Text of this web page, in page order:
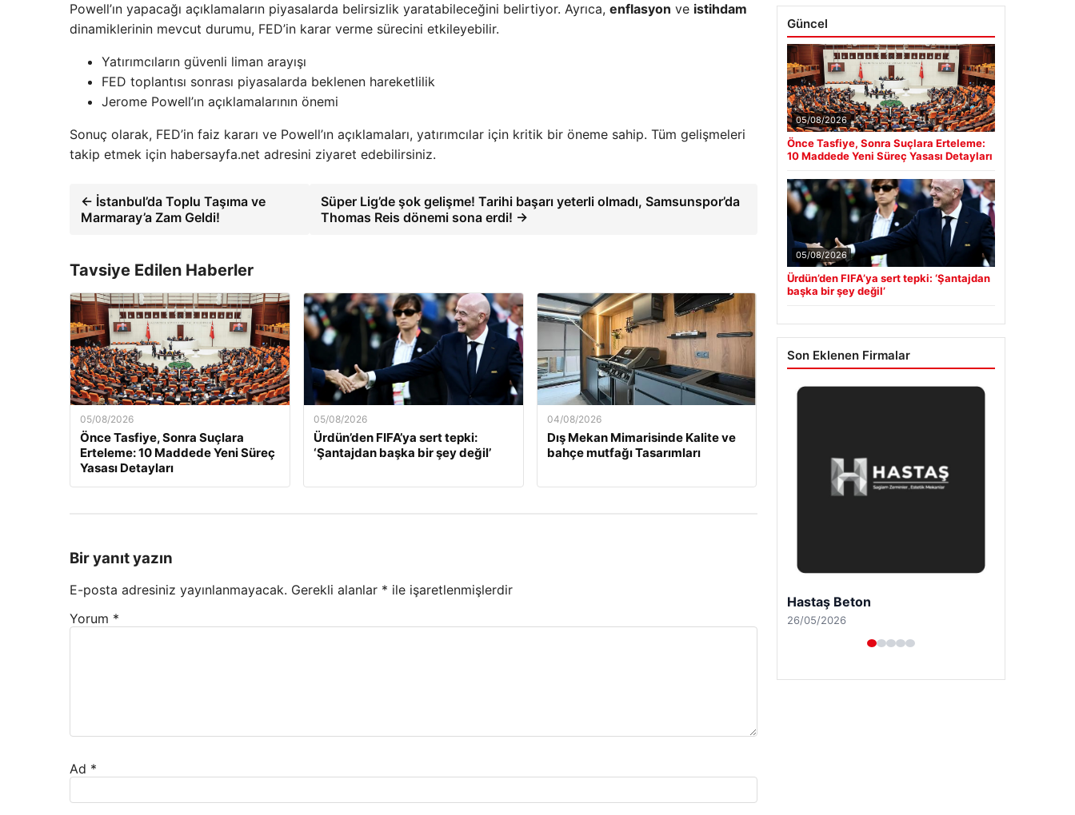
Powell’ın yapacağı açıklamaların piyasalarda belirsizlik yaratabileceğini belirtiyor. Ayrıca, enflasyon ve istihdam
dinamiklerinin mevcut durumu, FED’in karar verme sürecini etkileyebilir.
Yatırımcıların güvenli liman arayışı
FED toplantısı sonrası piyasalarda beklenen hareketlilik
Jerome Powell’ın açıklamalarının önemi
Sonuç olarak, FED’in faiz kararı ve Powell’ın açıklamaları, yatırımcılar için kritik bir öneme sahip. Tüm gelişmeleri
takip etmek için habersayfa.net adresini ziyaret edebilirsiniz.
← İstanbul’da Toplu Taşıma ve
Marmaray’a Zam Geldi!
Süper Lig’de şok gelişme! Tarihi başarı yeterli olmadı, Samsunspor’da
Thomas Reis dönemi sona erdi! →
Tavsiye Edilen Haberler
05/08/2026
Önce Tasfiye, Sonra Suçlara
Erteleme: 10 Maddede Yeni Süreç
Yasası Detayları
05/08/2026
Ürdün’den FIFA’ya sert tepki:
‘Şantajdan başka bir şey değil’
04/08/2026
Dış Mekan Mimarisinde Kalite ve
bahçe mutfağı Tasarımları
Bir yanıt yazın
E-posta adresiniz yayınlanmayacak. Gerekli alanlar * ile işaretlenmişlerdir
Yorum *
Ad *
Güncel
05/08/2026
Önce Tasfiye, Sonra Suçlara Erteleme:
10 Maddede Yeni Süreç Yasası Detayları
05/08/2026
Ürdün’den FIFA’ya sert tepki: ‘Şantajdan
başka bir şey değil’
Son Eklenen Firmalar
Enes Kaplan Avukatlık Bürosu
28/04/2026